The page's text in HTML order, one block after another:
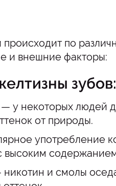
по
и внешние факторы:
зубов:
у некоторых людей
от природы.
употребление
высоким
и смолы